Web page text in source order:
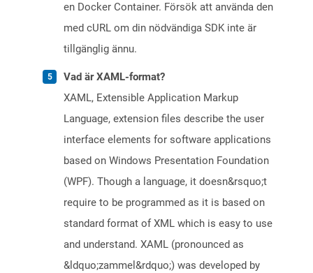
en Docker Container. Försök att använda den
med cURL om din nödvändiga SDK inte är
tillgänglig ännu.
Vad är XAML-format?
XAML, Extensible Application Markup
Language, extension files describe the user
interface elements for software applications
based on Windows Presentation Foundation
(WPF). Though a language, it doesn&rsquo;t
require to be programmed as it is based on
standard format of XML which is easy to use
and understand. XAML (pronounced as
&ldquo;zammel&rdquo;) was developed by